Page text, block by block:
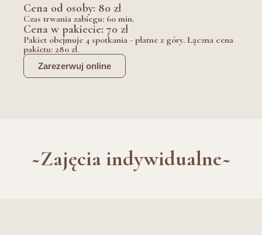
Cena od osoby: 80 zł
Czas trwania zabiegu: 60 min.
Cena w pakiecie: 70 zł
Pakiet obejmuje 4 spotkania - płatne z góry. Łączna cena
pakietu: 280 zł.
Zarezerwuj online
~Zajęcia indywidualne~